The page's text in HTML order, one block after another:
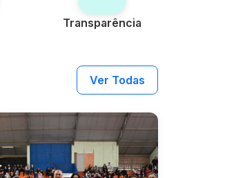
Transparência
Ver Todas